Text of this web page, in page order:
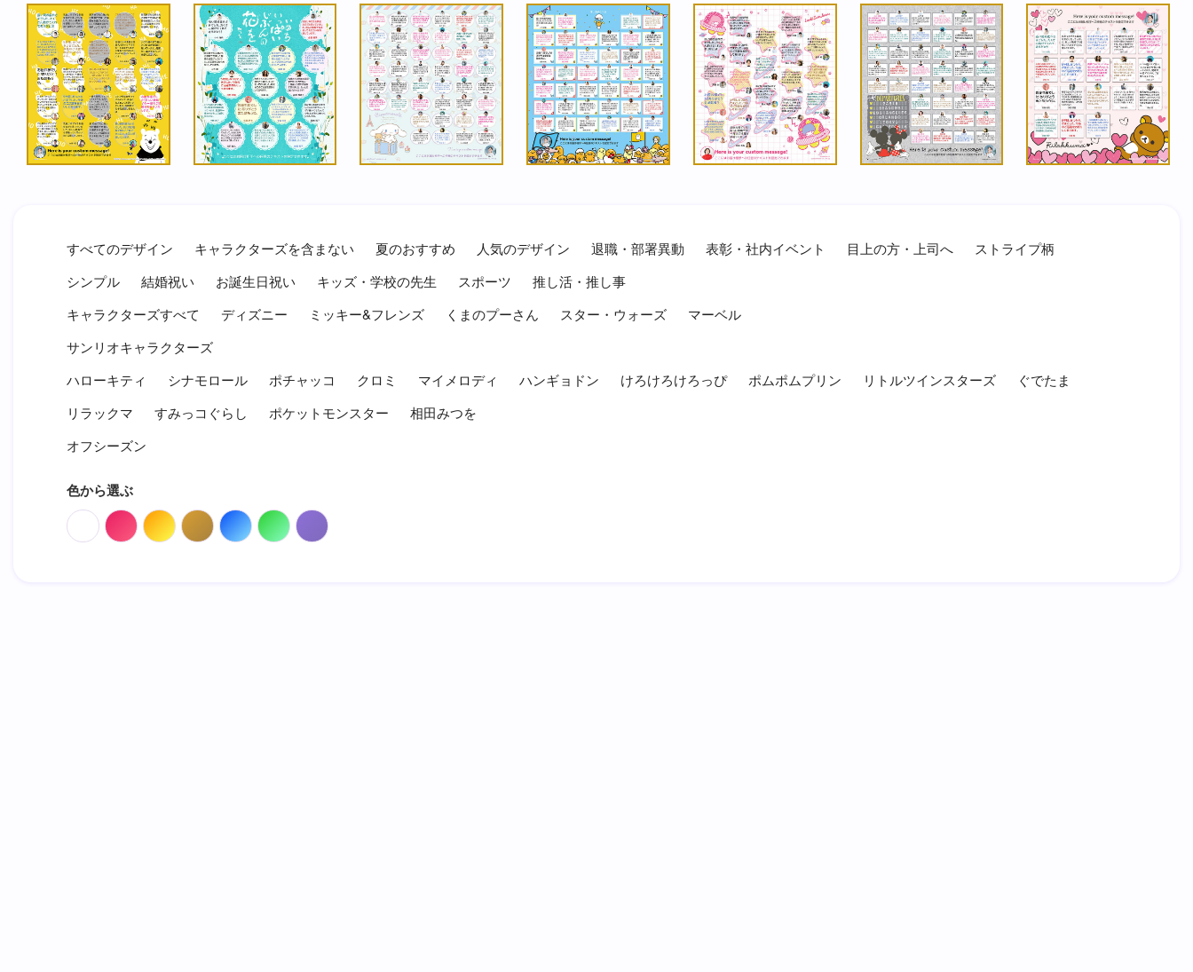
すべてのデザイン キャラクターズを含まない 夏のおすすめ 人気のデザイン 退職・部署異動 表彰・社内イベント 目上の方・上司へ
ストライプ柄
シンプル
結婚祝い お誕生日祝い キッズ・学校の先生 スポーツ
推し活・推し事
キャラクターズすべて
ディズニー ミッキー&フレンズ くまのプーさん スター・ウォーズ
マーベル
サンリオキャラクターズ
ハローキティ
シナモロール ポチャッコ クロミ マイメロディ ハンギョドン けろけろけろっぴ ポムポムプリン リトルツインスターズ
ぐでたま
リラックマ
すみっコぐらし ポケットモンスター
相田みつを
オフシーズン
色から選ぶ